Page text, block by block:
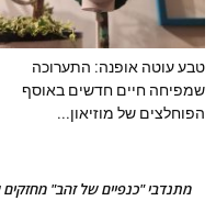
טבע עוטה אופנה: התערוכה
שמפיחה חיים חדשים באוסף
הפוחלצים של מוזיאון...
מתנדבי "כנפיים של זהב"